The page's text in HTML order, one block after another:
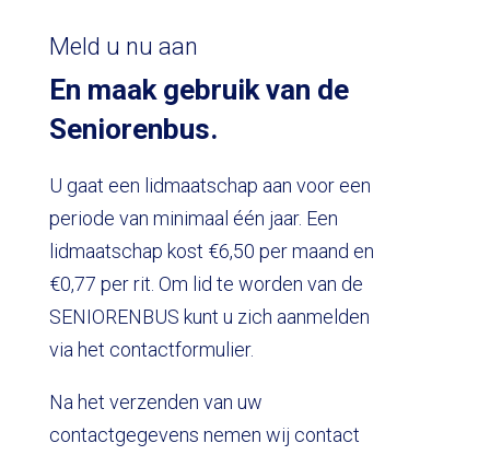
Meld u nu aan
En maak gebruik van de
Seniorenbus.
U gaat een lidmaatschap aan voor een
periode van minimaal één jaar. Een
lidmaatschap kost €6,50 per maand en
€0,77 per rit. Om lid te worden van de
SENIORENBUS kunt u zich aanmelden
via het contactformulier.
Na het verzenden van uw
contactgegevens nemen wij contact